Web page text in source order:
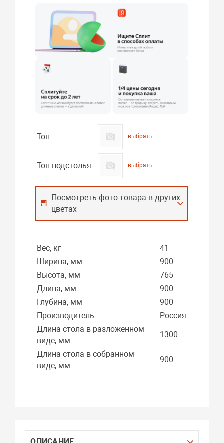
Тон выбрать
Тон подстолья выбрать
Посмотреть фото товара в других
цветах
Вес, кг
41
Ширина, мм
900
Высота, мм
765
Длина, мм
900
Глубина, мм
900
Производитель
Россия
Длина стола в разложенном
виде, мм
1300
Длина стола в собранном
виде, мм
900